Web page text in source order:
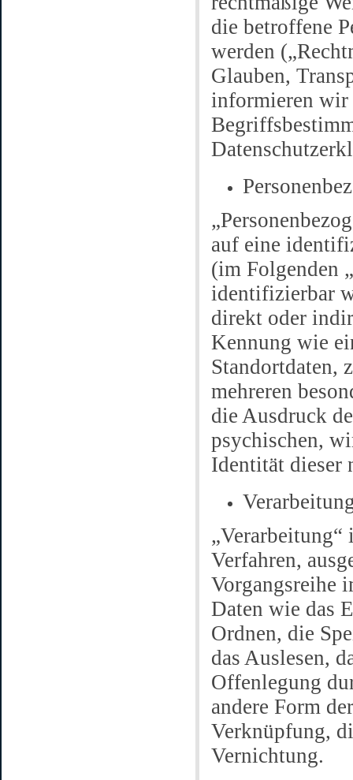
die betroffene
werden
Glauben,
informieren wir
auf eine
(im Folgenden
identifizierbar
direkt oder
Kennung wie
Standortdaten,
mehreren
die Ausdruck
psychischen,
Identität dieser
Verfahren,
Vorgangsreihe
Daten wie das
Ordnen, die
das Auslesen,
Offenlegung
andere Form
Verknüpfung,
Vernichtung.